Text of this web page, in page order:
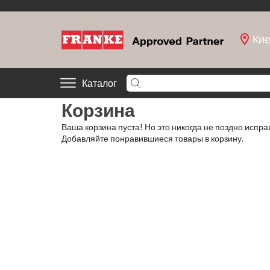
Каталог
Корзина
Ваша корзина пуста! Но это никогда не поздно
Добавляйте понравившиеся товары в корзину.